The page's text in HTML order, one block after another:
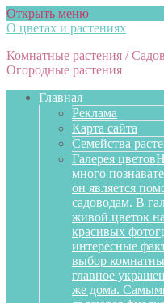
Открыть меню
О цветах и растениях
Комнатные растения /
Огородные растения
Главная
Реклама
Карта сайта
Семейства
Галерея цветов
много
он является
садоводам. В
живой цветок
красивых
интересные
выбор
главное
же дома.